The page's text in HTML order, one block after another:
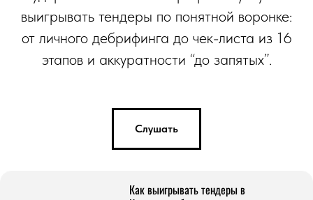
выигрывать тендеры по понятной воронке:
от личного дебрифинга до чек-листа из 16
этапов и аккуратности “до запятых”.
Слушать